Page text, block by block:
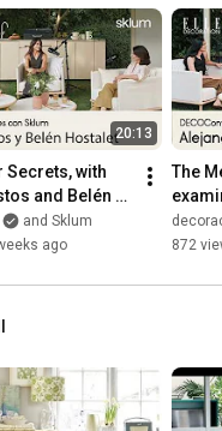
del interiorismo, el
ámbito de las redes
la decoración y el
jóvenes apasionados y
reivindica el hogar
20:13
Secrets, with
and Belén
with
and Sklum
ago
The
872